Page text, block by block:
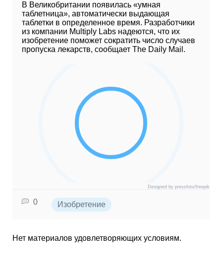
В Великобритании появилась «умная
таблетница», автоматически выдающая
таблетки в определенное время. Разработчики
из компании Multiply Labs надеются, что их
изобретение поможет сократить число случаев
пропуска лекарств, сообщает The Daily Mail.
Designed by pressfoto/freepik
0 Изобретение
Нет материалов удовлетворяющих условиям.